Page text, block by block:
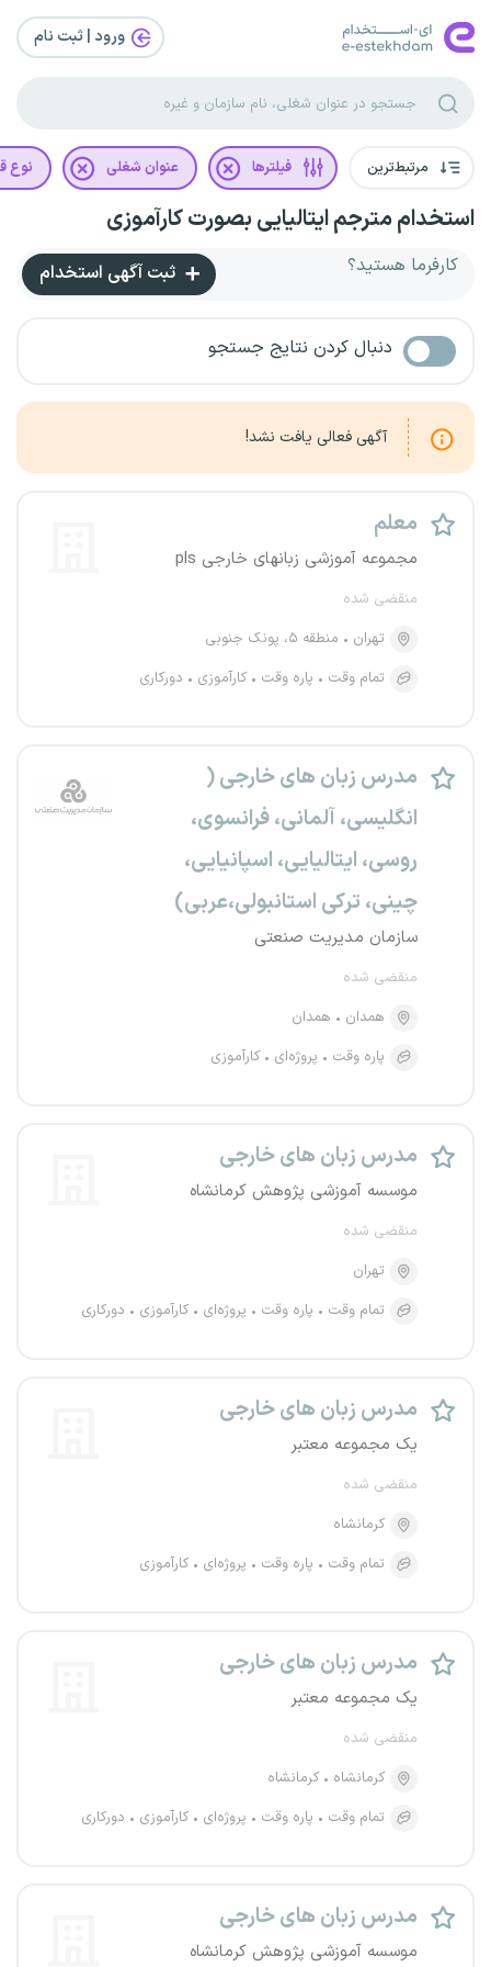
ورود | ثبت‌ نام
مرتبط‌ترین فیلترها عنوان شغلی نوع
استخدام مترجم ایتالیایی بصورت کارآموزی
کارفرما هستید؟ ثبت آگهی استخدام
دنبال کردن نتایج جستجو
آگهی فعالی یافت نشد!
معلم
مجموعه آموزشی زبانهای خارجی pls
منقضی شده
تهران
منطقه ۵، پونک جنوبی
تمام وقت
پاره وقت کارآموزی دورکاری
مدرس زبان های خارجی (
انگلیسی، آلمانی، فرانسوی،
روسی، ایتالیایی، اسپانیایی،
چینی، ترکی استانبولی،عربی)
سازمان مدیریت صنعتی
منقضی شده
همدان
همدان
پاره وقت
پروژه‌ای کارآموزی
مدرس زبان های خارجی
موسسه آموزشی پژوهش کرمانشاه
منقضی شده
تهران
تمام وقت
پاره وقت پروژه‌ای کارآموزی دورکاری
مدرس زبان های خارجی
یک مجموعه معتبر
منقضی شده
کرمانشاه
تمام وقت
پاره وقت پروژه‌ای کارآموزی
مدرس زبان های خارجی
یک مجموعه معتبر
منقضی شده
کرمانشاه
کرمانشاه
تمام وقت
پاره وقت پروژه‌ای کارآموزی دورکاری
مدرس زبان های خارجی
موسسه آموزشی پژوهش کرمانشاه